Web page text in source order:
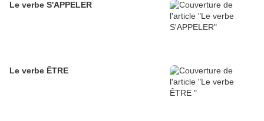
Le verbe S'APPELER
Le verbe ÊTRE